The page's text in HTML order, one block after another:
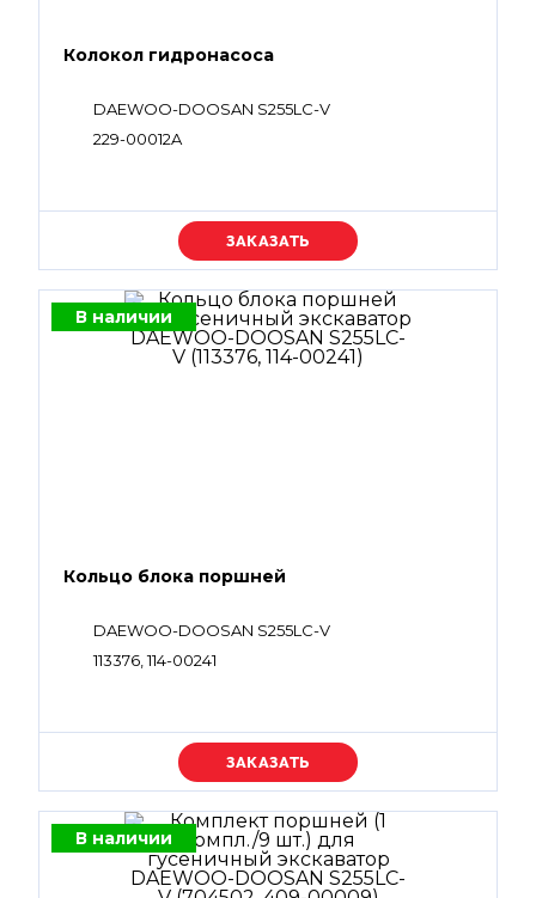
Колокол гидронасоса
DAEWOO-DOOSAN S255LC-V
229-00012A
Уточняйте цену
В наличии
Кольцо блока поршней
DAEWOO-DOOSAN S255LC-V
113376, 114-00241
Уточняйте цену
В наличии